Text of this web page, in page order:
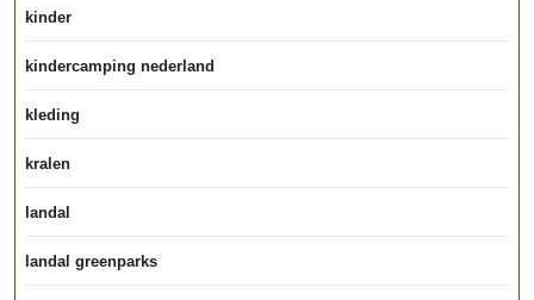
kinder
kindercamping nederland
kleding
kralen
landal
landal greenparks